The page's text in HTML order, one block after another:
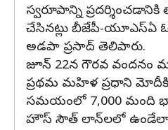
స్వరూపాన్ని ప్రదర్శించడానికి
చేసినట్లు బీజేపీ-యూఎస్ఏ
అడపా ప్రసాద్ తెలిపారు.
జూన్ 22న గౌరవ వందనం
ప్రథమ మహిళ ప్రధాని
సమయంలో 7,000 మంది
హౌస్ సౌత్ లాన్‌లలో ఉండేలా